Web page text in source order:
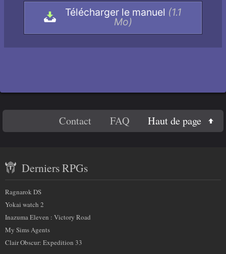
Télécharger le manuel (1.1
Mo)
savoir
plus
sur
nous
Contact FAQ Haut de page
récent
et
partenaires
Derniers RPGs
Ragnarok DS
Yokai watch 2
Inazuma Eleven : Victory Road
My Sims Agents
Clair Obscur: Expedition 33